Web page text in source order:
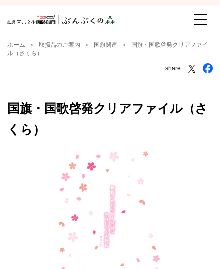
ホーム 取扱品のご案内 国旗関連
国旗・国歌啓発クリアファイ
ル（さくら）
share
国旗・国歌啓発クリアファイル（さ
くら）